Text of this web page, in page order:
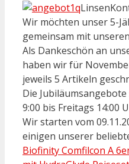
Wir möchten unser 5-
gemeinsam mit
Als Dankeschön an
haben wir für
jeweils 5 Artikeln
Die
9:00 bis Freitags 14:00
Wir starten vom
einigen unserer
Biofinity Comfilcon A